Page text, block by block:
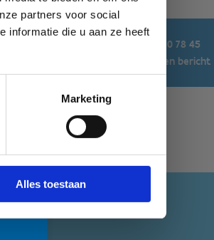
partners voor social
informatie die u aan ze heeft
Marketing
Alles toestaan
•
+32 3 860 78 45
Stuur een bericht